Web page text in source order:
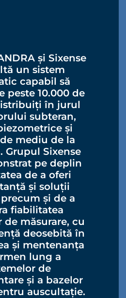
și Sixense
un sistem
capabil să
peste 10.000 de
în jurul
subteran,
și
mediu de la
Grupul Sixense
pe deplin
de a oferi
și soluții
și de a
fiabilitatea
de măsurare, cu
deosebită în
și mentenanța
lung a
de
și a bazelor
auscultație.